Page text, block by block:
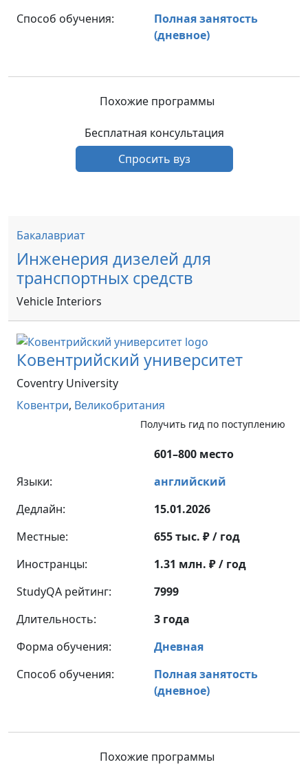
Способ обучения:
Полная занятость
(дневное)
Похожие программы
Бесплатная консультация
Спросить вуз
Бакалавриат
Инженерия дизелей для
транспортных средств
Vehicle Interiors
Ковентрийский университет
Coventry University
Ковентри, Великобритания
Получить гид по поступлению
601–800 место
Языки:
английский
Дедлайн:
15.01.2026
Местные:
655 тыс. ₽ / год
Иностранцы:
1.31 млн. ₽ / год
StudyQA рейтинг:
7999
Длительность:
3 года
Форма обучения:
Дневная
Способ обучения:
Полная занятость
(дневное)
Похожие программы